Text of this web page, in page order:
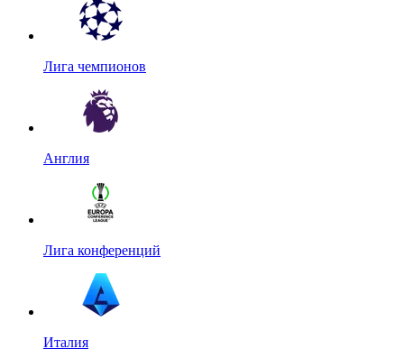
Лига чемпионов
Англия
Лига конференций
Италия